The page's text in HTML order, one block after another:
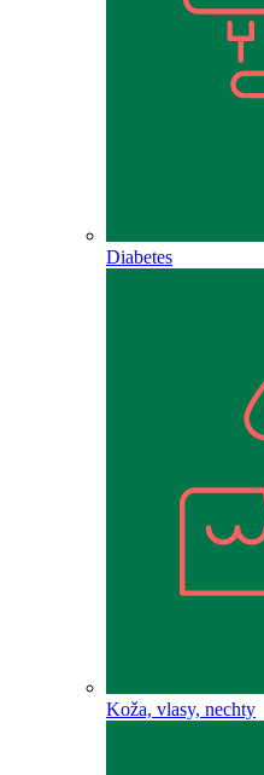
Diabetes
Koža, vlasy, nechty